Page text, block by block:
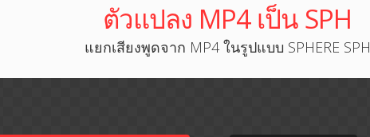
ตัวแปลง MP4 เป็น SPH
แยกเสียงพูดจาก MP4 ในรูปแบบ SPHERE SPH